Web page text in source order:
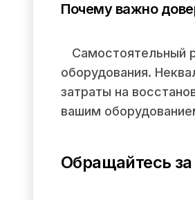
Почему важно
Самостоятельный
оборудования.
затраты на
вашим
Обращайтесь